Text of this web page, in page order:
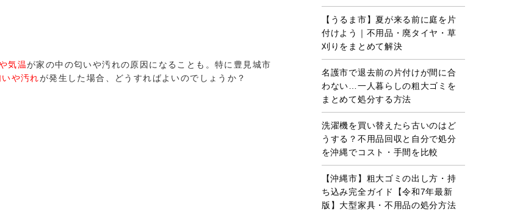
気温が家の中の匂いや汚れの原因になることも。特に豊見城市
や汚れが発生した場合、どうすればよいのでしょうか？
【うるま市】夏が来る前に庭を片
付けよう｜不用品・廃タイヤ・草
刈りをまとめて解決
名護市で退去前の片付けが間に合
わない…一人暮らしの粗大ゴミを
まとめて処分する方法
洗濯機を買い替えたら古いのはど
うする？不用品回収と自分で処分
を沖縄でコスト・手間を比較
【沖縄市】粗大ゴミの出し方・持
ち込み完全ガイド【令和7年最新
版】大型家具・不用品の処分方法